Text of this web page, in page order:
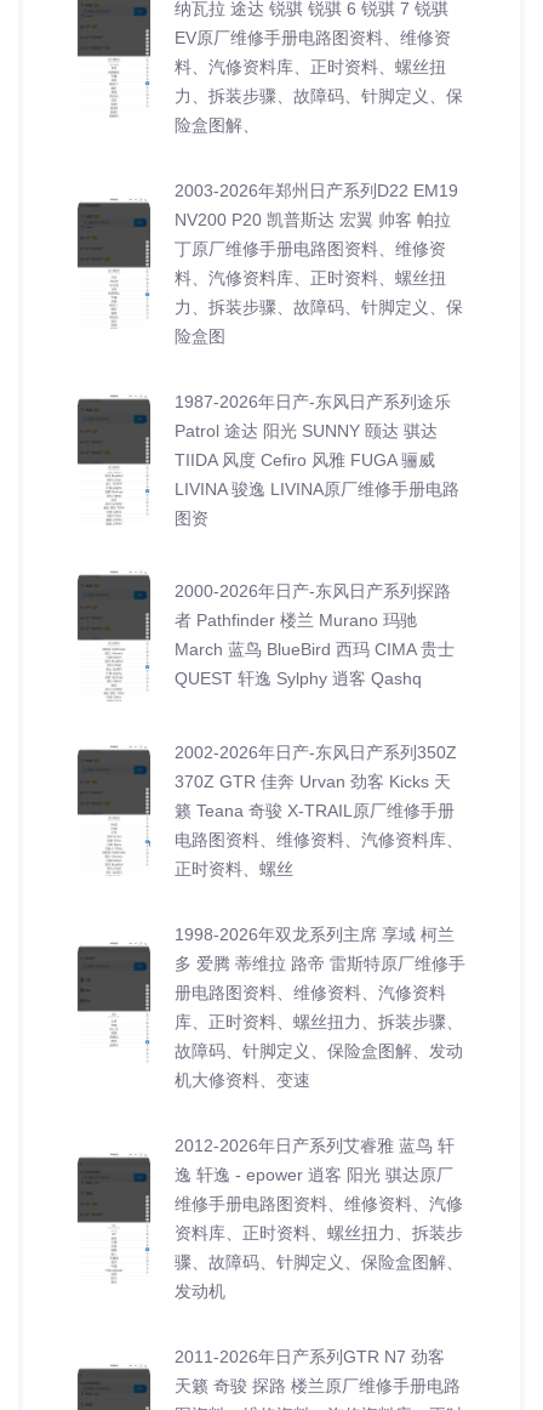
纳瓦拉 途达 锐骐 锐骐 6 锐骐 7 锐骐
EV原厂维修手册电路图资料、维修资
料、汽修资料库、正时资料、螺丝扭
力、拆装步骤、故障码、针脚定义、保
险盒图解、
2003-2026年郑州日产系列D22 EM19
NV200 P20 凯普斯达 宏翼 帅客 帕拉
丁原厂维修手册电路图资料、维修资
料、汽修资料库、正时资料、螺丝扭
力、拆装步骤、故障码、针脚定义、保
险盒图
1987-2026年日产-东风日产系列途乐
Patrol 途达 阳光 SUNNY 颐达 骐达
TIIDA 风度 Cefiro 风雅 FUGA 骊威
LIVINA 骏逸 LIVINA原厂维修手册电路
图资
2000-2026年日产-东风日产系列探路
者 Pathfinder 楼兰 Murano 玛驰
March 蓝鸟 BlueBird 西玛 CIMA 贵士
QUEST 轩逸 Sylphy 逍客 Qashq
2002-2026年日产-东风日产系列350Z
370Z GTR 佳奔 Urvan 劲客 Kicks 天
籁 Teana 奇骏 X-TRAIL原厂维修手册
电路图资料、维修资料、汽修资料库、
正时资料、螺丝
1998-2026年双龙系列主席 享域 柯兰
多 爱腾 蒂维拉 路帝 雷斯特原厂维修手
册电路图资料、维修资料、汽修资料
库、正时资料、螺丝扭力、拆装步骤、
故障码、针脚定义、保险盒图解、发动
机大修资料、变速
2012-2026年日产系列艾睿雅 蓝鸟 轩
逸 轩逸 - epower 逍客 阳光 骐达原厂
维修手册电路图资料、维修资料、汽修
资料库、正时资料、螺丝扭力、拆装步
骤、故障码、针脚定义、保险盒图解、
发动机
2011-2026年日产系列GTR N7 劲客
天籁 奇骏 探路 楼兰原厂维修手册电路